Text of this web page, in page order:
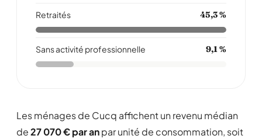
Retraités 45,3 %
Sans activité professionnelle 9,1 %
Les ménages de Cucq affichent un revenu médian
de27 070 € par anpar unité de consommation, soit